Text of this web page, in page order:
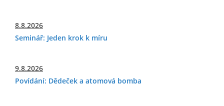
8.8.2026
Seminář: Jeden krok k míru
9.8.2026
Povídání: Dědeček a atomová bomba